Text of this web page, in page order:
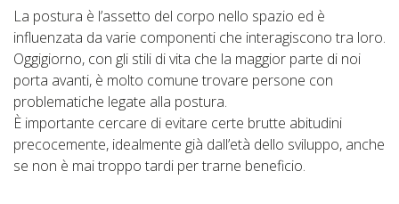
La postura è l’assetto del corpo nello spazio ed è
influenzata da varie componenti che interagiscono tra loro.
Oggigiorno, con gli stili di vita che la maggior parte di noi
porta avanti, è molto comune trovare persone con
problematiche legate alla postura.
È importante cercare di evitare certe brutte abitudini
precocemente, idealmente già dall’età dello sviluppo, anche
se non è mai troppo tardi per trarne beneficio.